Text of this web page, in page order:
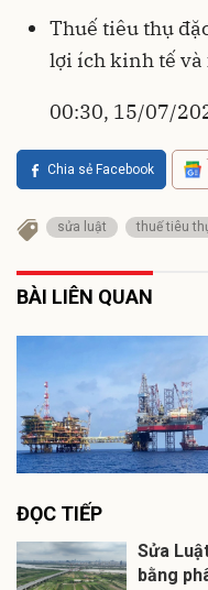
Thuế tiêu thụ
lợi ích kinh tế và
00:30, 15/07/
Chia sẻ Facebook
sửa luật thuế tiêu
BÀI LIÊN QUAN
ĐỌC TIẾP
Sửa
bằng